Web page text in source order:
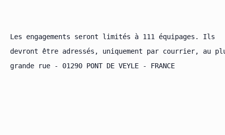
Les engagements seront limités à 111 équipages. Ils
devront être adressés, uniquement par courrier, au
grande rue - 01290 PONT DE VEYLE - FRANCE